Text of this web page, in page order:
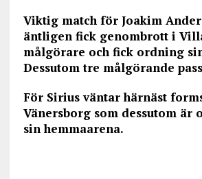
Viktig match för Joakim
äntligen fick genombrott i
målgörare och fick ordning
Dessutom tre målgörande
För Sirius väntar härnäst
Vänersborg som dessutom är
sin hemmaarena.